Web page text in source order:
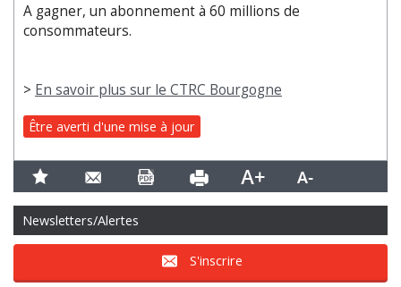
A gagner, un abonnement à 60 millions de
consommateurs.
> En savoir plus sur le CTRC Bourgogne
Être averti d'une mise à jour
Newsletters/Alertes
S'inscrire